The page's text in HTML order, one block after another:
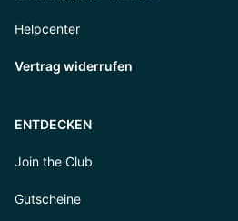
Helpcenter
Vertrag widerrufen
ENTDECKEN
Join the Club
Gutscheine